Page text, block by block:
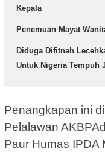
Kepala
Penemuan Mayat
Diduga Difitnah
Untuk Nigeria Tempuh
Penangkapan ini
Pelalawan
Paur Humas IPDA